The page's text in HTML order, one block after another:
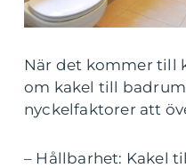
När det kommer till
om kakel till
nyckelfaktorer att
– Hållbarhet: Kakel